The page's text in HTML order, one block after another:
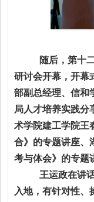
随后，第十
研讨会开幕，开幕
部副总经理、信和
局人才培养实践分
术学院建工学院王
合》的专题讲座、
考与体会》的专题
王运政在讲
入地，有针对性、